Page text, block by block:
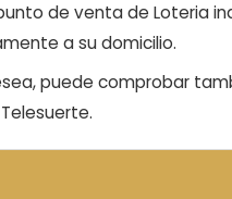
de venta de Loteria
a su domicilio.
puede comprobar